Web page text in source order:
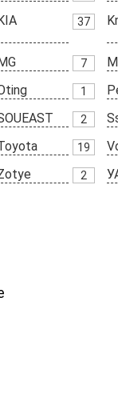
37
7
1
2
19
2